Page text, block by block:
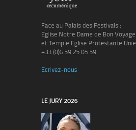
Face au Palais des Festivals :
Eglise Notre Dame de Bon Voyage
et Temple Eglise Protestante Unie
+33 (0)6 59 25 05 59
Ecrivez-nous
LE JURY 2026